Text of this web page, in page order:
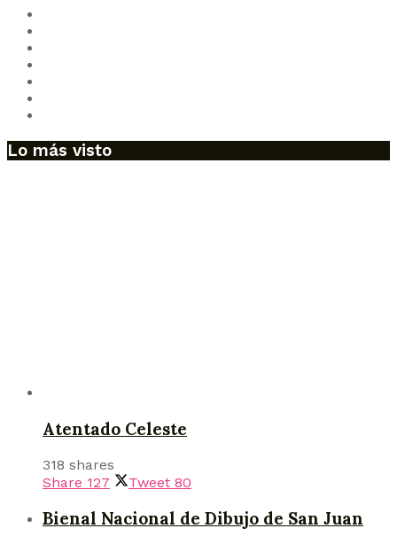
Lo más visto
Atentado Celeste
318 shares
Share 127 Tweet 80
Bienal Nacional de Dibujo de San Juan